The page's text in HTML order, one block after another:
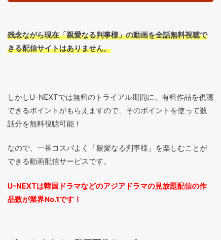
残念ながら現在「親愛なる判事様」の動画を全話無料視聴で
きる配信サイトはありません。
しかしU-NEXTでは無料のトライアル期間に、有料作品を視聴
できるポイントがもらえますので、そのポイントを使って数
話分を無料視聴可能！
なので、一番コスパよく「親愛なる判事様」を楽しむことが
できる動画配信サービスです。
U-NEXTは韓国ドラマなどのアジアドラマの見放題配信の作
品数が業界No.1です！